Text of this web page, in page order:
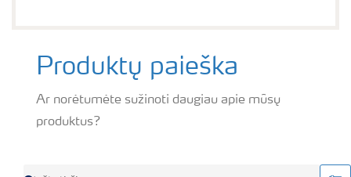
Produktų paieška
Ar norėtumėte sužinoti daugiau apie mūsų
produktus?